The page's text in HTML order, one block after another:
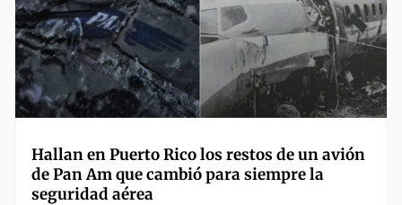
Hallan en Puerto Rico los restos de un avión
de Pan Am que cambió para siempre la
seguridad aérea